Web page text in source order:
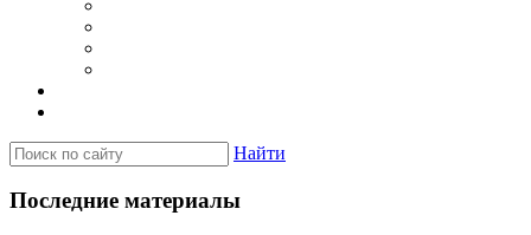
Найти
Последние материалы